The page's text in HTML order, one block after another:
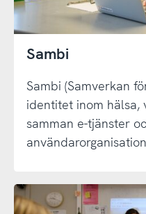
Sambi
Sambi (Samverkan
identitet inom hälsa,
samman e-tjänster